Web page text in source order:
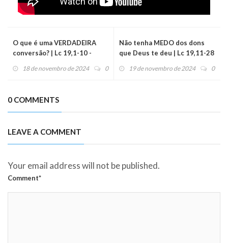
O que é uma VERDADEIRA
conversão? | Lc 19,1-10 -
18 de novembro de 2024 0
Não tenha MEDO dos dons
que Deus te deu | Lc 19,11-28
19 de novembro de 2024 0
0 COMMENTS
LEAVE A COMMENT
Your email address will not be published.
Comment*